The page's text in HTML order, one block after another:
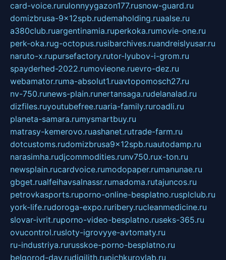
card-voice.rurulonnyygazon177.rusnow-guard.ru
domizbrusa-9x12spb.rudemaholding.ruaalse.ru
a380club.ruargentinamia.ruperkoka.rumovie-one.ru
perk-oka.rug-octopus.rusibarchives.ruandreislyusar.ru
naruto-x.rupursefactory.rutor-lyubov-i-grom.ru
spayderhed-2022.rumovieone.ruevro-dez.ru
webamator.ruma-absolut1.ruavtopomosch27.ru
nv-750.runews-plain.runertansaga.rudelanalad.ru
dizfiles.ruyoutubefree.ruaria-family.ruroadli.ru
planeta-samara.rumysmartbuy.ru
matrasy-kemerovo.ruashanet.rutrade-farm.ru
dotcustoms.rudomizbrusa9x12spb.ruautodamp.ru
narasimha.rudjcommodities.runv750.rux-ton.ru
newsplain.rucardvoice.rumodopaper.rumanunae.ru
gbget.rualfeihavsalnassr.rumadoma.rutajuncos.ru
petrovkasports.ruporno-online-besplatno.rusplclub.ru
york-life.rudoroga-expo.ruribery.rucleanmedicine.ru
slovar-ivrit.ruporno-video-besplatno.ruseks-365.ru
ovucontrol.rusloty-igrovyye-avtomaty.ru
ru-industriya.rurusskoe-porno-besplatno.ru
belgorod-day.rudigilith.rupichkurovlab.ru